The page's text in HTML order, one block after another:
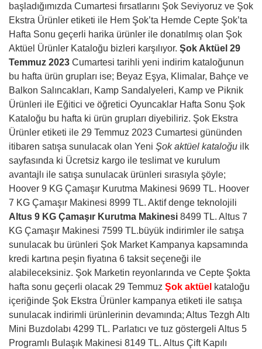
başladığımızda Cumartesi fırsatlarını Şok Seviyoruz ve Şok
Ekstra Ürünler etiketi ile Hem Şok’ta Hemde Cepte Şok’ta
Hafta Sonu geçerli harika ürünler ile donatılmış olan Şok
Aktüel Ürünler Kataloğu bizleri karşılıyor. Şok Aktüel 29
Temmuz 2023 Cumartesi tarihli yeni indirim kataloğunun
bu hafta ürün grupları ise; Beyaz Eşya, Klimalar, Bahçe ve
Balkon Salıncakları, Kamp Sandalyeleri, Kamp ve Piknik
Ürünleri ile Eğitici ve öğretici Oyuncaklar Hafta Sonu Şok
Kataloğu bu hafta ki ürün grupları diyebiliriz. Şok Ekstra
Ürünler etiketi ile 29 Temmuz 2023 Cumartesi gününden
itibaren satışa sunulacak olan Yeni Şok aktüel kataloğu ilk
sayfasında ki Ücretsiz kargo ile teslimat ve kurulum
avantajlı ile satışa sunulacak ürünleri sırasıyla şöyle;
Hoover 9 KG Çamaşır Kurutma Makinesi 9699 TL. Hoover
7 KG Çamaşır Makinesi 8999 TL. Aktif denge teknolojili
Altus 9 KG Çamaşır Kurutma Makinesi 8499 TL. Altus 7
KG Çamaşır Makinesi 7599 TL.büyük indirimler ile satışa
sunulacak bu ürünleri Şok Market Kampanya kapsamında
kredi kartına peşin fiyatına 6 taksit seçeneği ile
alabileceksiniz. Şok Marketin reyonlarında ve Cepte Şokta
hafta sonu geçerli olacak 29 Temmuz Şok aktüel kataloğu
içeriğinde Şok Ekstra Ürünler kampanya etiketi ile satışa
sunulacak indirimli ürünlerinin devamında; Altus Tezgh Altı
Mini Buzdolabı 4299 TL. Parlatıcı ve tuz göstergeli Altus 5
Programlı Bulaşık Makinesi 8149 TL. Altus Çift Kapılı